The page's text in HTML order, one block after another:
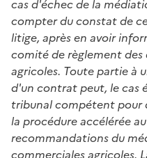
cas d'échec de la
compter du constat de
litige, après en avoir
comité de règlement
agricoles. Toute partie à
d'un contrat peut, le cas
tribunal compétent pour
la procédure accélérée
recommandations du
commerciales agricoles.